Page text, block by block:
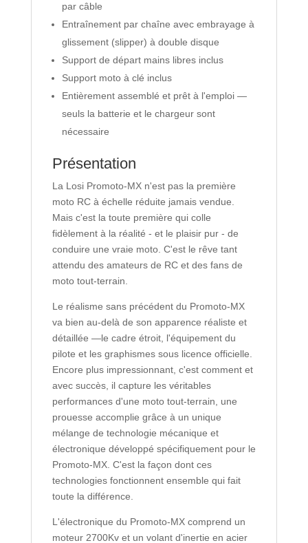
par câble
Entraînement par chaîne avec embrayage à
glissement (slipper) à double disque
Support de départ mains libres inclus
Support moto à clé inclus
Entièrement assemblé et prêt à l'emploi —
seuls la batterie et le chargeur sont
nécessaire
Présentation
La Losi Promoto-MX n'est pas la première
moto RC à échelle réduite jamais vendue.
Mais c'est la toute première qui colle
fidèlement à la réalité - et le plaisir pur - de
conduire une vraie moto. C'est le rêve tant
attendu des amateurs de RC et des fans de
moto tout-terrain.
Le réalisme sans précédent du Promoto-MX
va bien au-delà de son apparence réaliste et
détaillée —le cadre étroit, l'équipement du
pilote et les graphismes sous licence officielle.
Encore plus impressionnant, c'est comment et
avec succès, il capture les véritables
performances d'une moto tout-terrain, une
prouesse accomplie grâce à un unique
mélange de technologie mécanique et
électronique développé spécifiquement pour le
Promoto-MX. C'est la façon dont ces
technologies fonctionnent ensemble qui fait
toute la différence.
L'électronique du Promoto-MX comprend un
moteur 2700Kv et un volant d'inertie en acier